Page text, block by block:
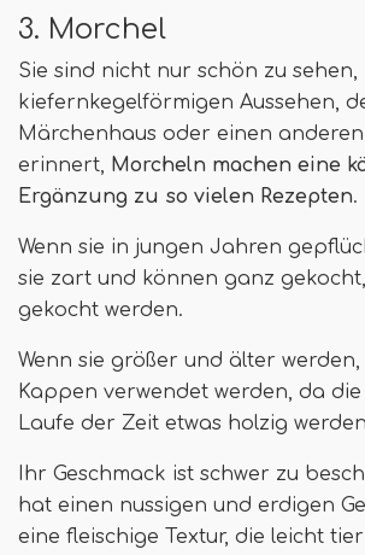
3. Morchel
Sie sind nicht nur schön zu sehen,
kiefernkegelförmigen Aussehen,
Märchenhaus oder einen
erinnert,
Morcheln machen eine
Ergänzung zu so vielen Rezepten.
Wenn sie in jungen Jahren
sie zart und können ganz
gekocht werden.
Wenn sie größer und älter
Kappen verwendet werden, da
Laufe der Zeit etwas holzig
Ihr Geschmack ist schwer zu
hat einen nussigen und erdigen
eine fleischige Textur, die leicht